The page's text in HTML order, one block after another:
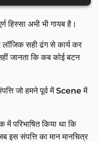
हिस्सा अभी भी गायब है।
सही ढंग से कार्य कर
जानता कि कब कोई बटन
जो हमने पूर्व मेंSceneमें
परिभाषित किया था कि
इस संपत्ति का मान मानचित्र